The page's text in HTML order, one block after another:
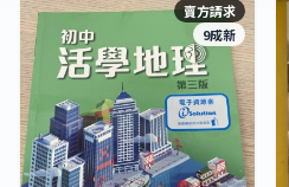
賣方請求
9成新